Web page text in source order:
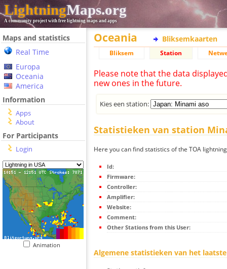
LightningMaps.org
A community project with free lightning maps and apps
Maps and statistics
Real Time
Europa
Oceania
America
Information
Apps
About
For Participants
Login
Animation
Oceania Bliksemkaarten
Bliksem Station
Please note that the data
new ones in the future.
Kies een station:
Statistieken van station
Here you can find statistics of the TOA
Id:
Firmware:
Controller:
Amplifier:
Website:
Comment:
Other Stations from this User:
Algemene statistieken van het